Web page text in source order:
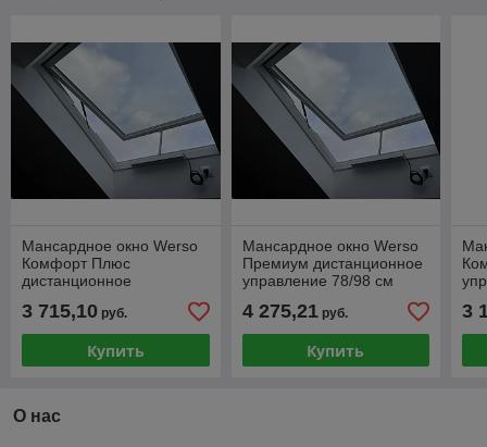
Мансардное окно Werso
Комфорт Плюс
дистанционное
двухкамерный
стеклопакет с триплексом
3 715,10 руб.
Купить
Мансардное окно Werso
Премиум дистанционное
управление 78/98 см
стеклопакет с триплексом
4 275,21руб.
Купить
3
О нас